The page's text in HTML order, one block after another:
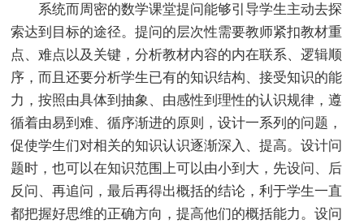
系统而周密的数学课堂提问能够引导学生主动去探
索达到目标的途径。提问的层次性需要教师紧扣教材重
点、难点以及关键，分析教材内容的内在联系、逻辑顺
序，而且还要分析学生已有的知识结构、接受知识的能
力，按照由具体到抽象、由感性到理性的认识规律，遵
循着由易到难、循序渐进的原则，设计一系列的问题，
促使学生们对相关的知识认识逐渐深入、提高。设计问
题时，也可以在知识范围上可以由小到大，先设问、后
反问、再追问，最后再得出概括的结论，利于学生一直
都把握好思维的正确方向，提高他们的概括能力。设问